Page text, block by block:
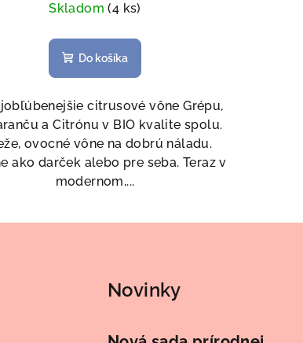
Skladom(4 ks)
Do košíka
citrusové vône Grépu,
a Citrónu v BIO kvalite spolu.
ovocné vône na dobrú náladu.
ako darček alebo pre seba. Teraz v
modernom,...
Novinky